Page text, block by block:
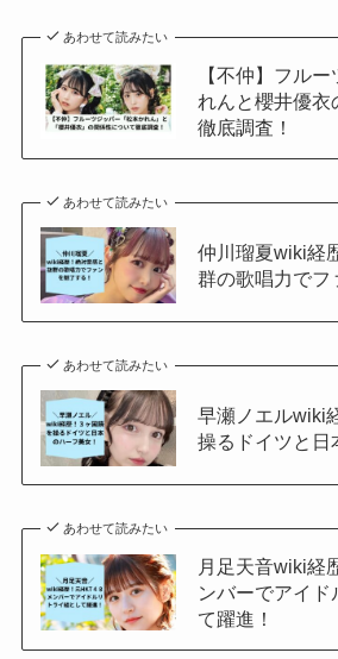
あわせて読みたい
【不仲】フル
れんと櫻井優衣
徹底調査！
あわせて読みたい
仲川瑠夏wiki経
群の歌唱力でフ
あわせて読みたい
早瀬ノエルwiki
操るドイツと日
あわせて読みたい
月足天音wiki経
ンバーでアイド
て躍進！